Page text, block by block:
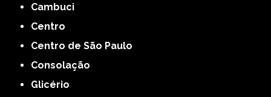
Cambuci
Centro
Centro de São Paulo
Consolação
Glicério